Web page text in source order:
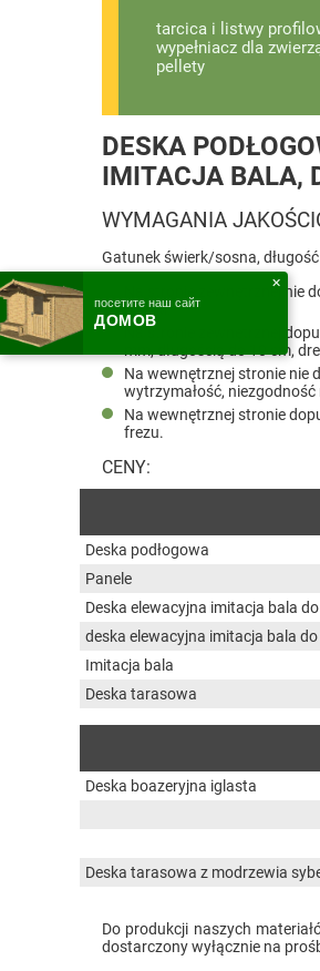
tarcica i listwy
wypełniacz dla
pellety
DESKA
IMITACJA BALA,
WYMAGANIA
Gatunek świerk/sosna,
Na stronie zewnętrznej nie
0,5мм.
Na stronie zewnętrznej
mm, długością do 10 cm,
Na wewnętrznej stronie nie
wytrzymałość,
Na wewnętrznej stronie
frezu.
CENY:
Deska podłogowa
Panele
Deska elewacyjna imitacja bala
deska elewacyjna imitacja bala
Imitacja bala
Deska tarasowa
Deska boazeryjna iglasta
Deska tarasowa z modrzewia
Do produkcji naszych
dostarczony wyłącznie na
посетите наш сайт
ДОМОВ
✕